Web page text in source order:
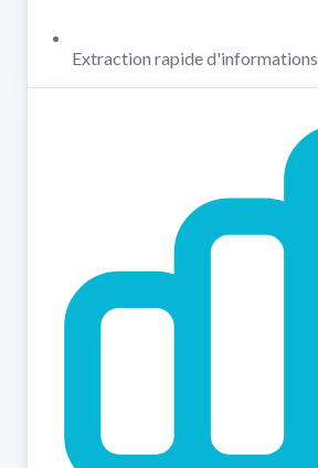
Extraction rapide d'informations